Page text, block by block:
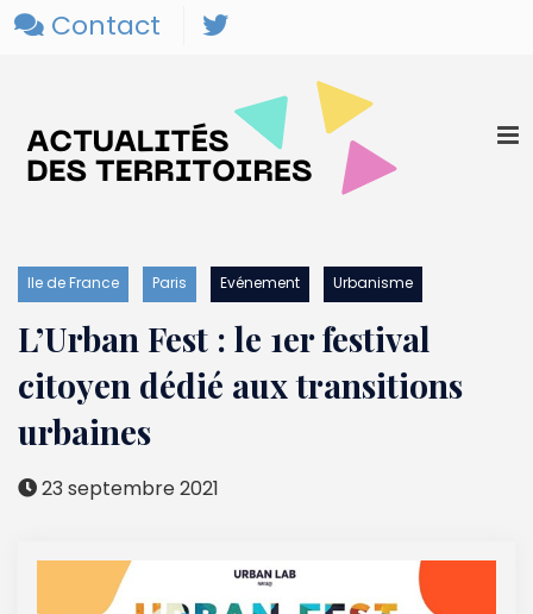
Contact
Ile de France Paris Evénement Urbanisme
L’Urban Fest : le 1er festival
citoyen dédié aux transitions
urbaines
23 septembre 2021